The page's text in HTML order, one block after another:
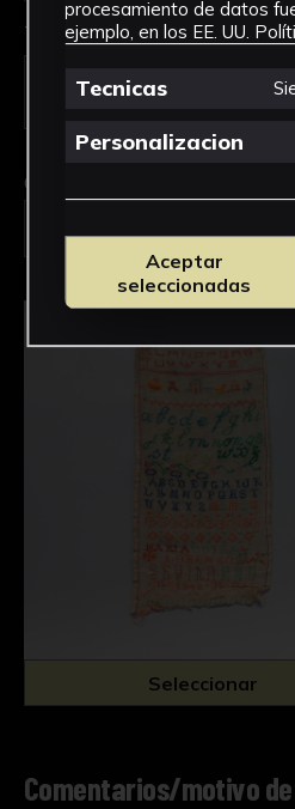
Tipo de uso *
Obra en la que está
FPED-0136/Labores de
Seleccionar
Comentarios/motivo
procesamiento de datos
ejemplo, en los EE. UU.
Tecnicas
Personalizacion
Aceptar
seleccionadas